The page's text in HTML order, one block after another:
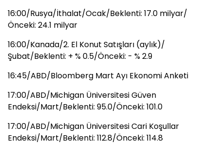
16:00/Rusya/İthalat/Ocak/Beklenti: 17.0 milyar/
Önceki: 24.1 milyar
16:00/Kanada/2. El Konut Satışları (aylık)/
Şubat/Beklenti: + % 0.5/Önceki: - % 2.9
16:45/ABD/Bloomberg Mart Ayı Ekonomi Anketi
17:00/ABD/Michigan Üniversitesi Güven
Endeksi/Mart/Beklenti: 95.0/Önceki: 101.0
17:00/ABD/Michigan Üniversitesi Cari Koşullar
Endeksi/Mart/Beklenti: 112.8/Önceki: 114.8